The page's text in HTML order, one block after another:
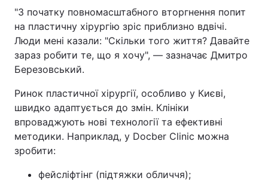
"З початку повномасштабного вторгнення попит
на пластичну хірургію зріс приблизно вдвічі.
Люди мені казали: "Скільки того життя? Давайте
зараз робити те, що я хочу", — зазначає Дмитро
Березовський.
Ринок пластичної хірургії, особливо у Києві,
швидко адаптується до змін. Клініки
впроваджують нові технології та ефективні
методики. Наприклад, у Docber Clinic можна
зробити:
фейсліфтінг (підтяжки обличчя);